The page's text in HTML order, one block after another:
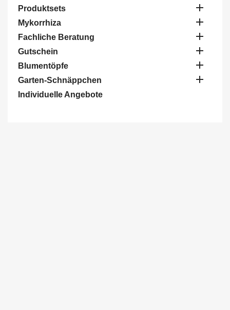
Produktsets 
Mykorrhiza 
Fachliche Beratung 
Gutschein 
Blumentöpfe 
Garten-Schnäppchen 
Individuelle Angebote